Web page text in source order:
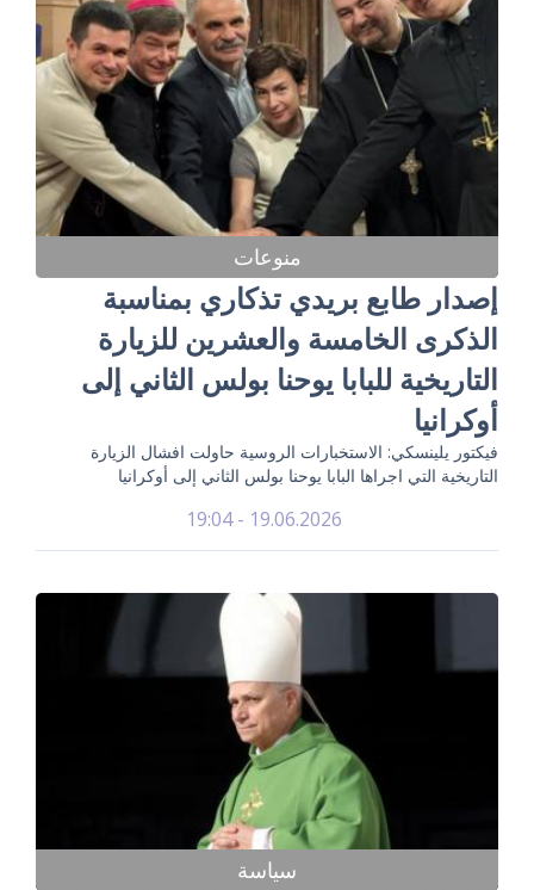
منوعات
إصدار طابع بريدي تذكاري بمناسبة
الذكرى الخامسة والعشرين للزيارة
التاريخية للبابا يوحنا بولس الثاني إلى
أوكرانيا
فيكتور يلينسكي: الاستخبارات الروسية حاولت افشال الزيارة
التاريخية التي اجراها البابا يوحنا بولس الثاني إلى أوكرانيا
19.06.2026 - 19:04
سياسة